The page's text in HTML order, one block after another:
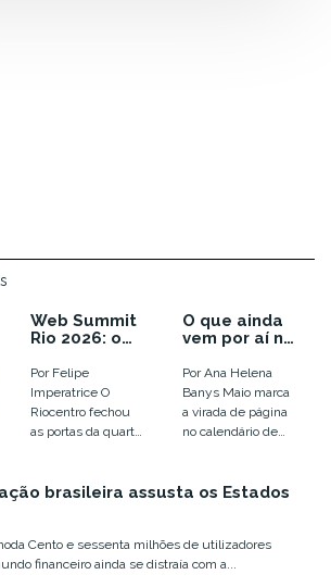
Web Summit
Rio 2026: o
euforia com
IA virou
disputa por
infraestrutur
a
Por Felipe
Imperatrice O
Riocentro fechou
as portas da quarta
números que
O que ainda
vem por aí no
de inovação
de 2026
Por Ana Helena
Banys Maio marca
a virada de página
no calendário de
inovação no
brasileira assusta os Estados
financeiro ainda se distraía com a...